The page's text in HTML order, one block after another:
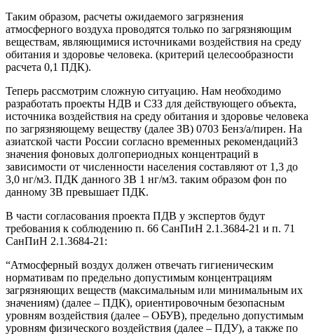
Таким образом, расчеты ожидаемого загрязнения
атмосферного воздуха проводятся только по загрязняющим
веществам, являющимися источниками воздействия на среду
обитания и здоровье человека. (критерий целесообразности
расчета 0,1 ПДК).
Теперь рассмотрим сложную ситуацию. Нам необходимо
разработать проекты НДВ и СЗЗ для действующего объекта,
источника воздействия на среду обитания и здоровье человека
по загрязняющему веществу (далее ЗВ) 0703 Бенз/а/пирен. На
азиатской части России согласно временных рекомендаций3
значения фоновых долгопериодных концентраций в
зависимости от численности населения составляют от 1,3 до
3,0 нг/м3. ПДК данного ЗВ 1 нг/м3. таким образом фон по
данному ЗВ превышает ПДК.
В части согласования проекта ПДВ у экспертов будут
требования к соблюдению п. 66 СанПиН 2.1.3684-21 и п. 71
СанПиН 2.1.3684-21:
“Атмосферный воздух должен отвечать гигиеническим
нормативам по предельно допустимым концентрациям
загрязняющих веществ (максимальным или минимальным их
значениям) (далее – ПДК), ориентировочным безопасным
уровням воздействия (далее – ОБУВ), предельно допустимым
уровням физического воздействия (далее – ПДУ), а также по